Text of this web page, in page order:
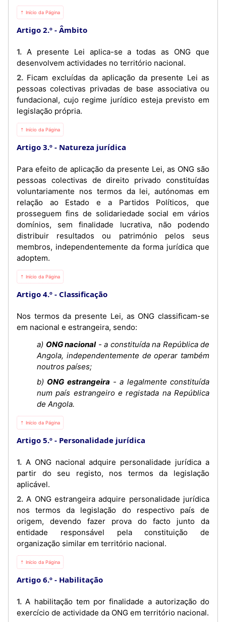
⇡ Início da Página
Artigo 2.º Âmbito
1. A presente Lei aplica-se a todas as ONG que
desenvolvem actividades no território nacional.
2. Ficam excluídas da aplicação da presente Lei as
pessoas colectivas privadas de base associativa ou
fundacional, cujo regime jurídico esteja previsto em
legislação própria.
⇡ Início da Página
Artigo 3.º Natureza jurídica
Para efeito de aplicação da presente Lei, as ONG são
pessoas colectivas de direito privado constituídas
voluntariamente nos termos da lei, autónomas em
relação ao Estado e a Partidos Políticos, que
prosseguem fins de solidariedade social em vários
domínios, sem finalidade lucrativa, não podendo
distribuir resultados ou património pelos seus
membros, independentemente da forma jurídica que
adoptem.
⇡ Início da Página
Artigo 4.º Classificação
Nos termos da presente Lei, as ONG classificam-se
em nacional e estrangeira, sendo:
a) ONG nacional- a constituída na República de
Angola, independentemente de operar também
noutros países;
b) ONG estrangeira - a legalmente constituída
num país estrangeiro e registada na República
de Angola.
⇡ Início da Página
Artigo 5.º Personalidade jurídica
1. A ONG nacional adquire personalidade jurídica a
partir do seu registo, nos termos da legislação
aplicável.
2. A ONG estrangeira adquire personalidade jurídica
nos termos da legislação do respectivo país de
origem, devendo fazer prova do facto junto da
entidade responsável pela constituição de
organização similar em território nacional.
⇡ Início da Página
Artigo 6.º Habilitação
1. A habilitação tem por finalidade a autorização do
exercício de actividade da ONG em território nacional.